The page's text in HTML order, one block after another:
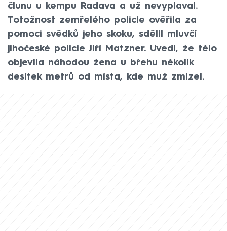
člunu u kempu Radava a už nevyplaval.
Totožnost zemřelého policie ověřila za
pomoci svědků jeho skoku, sdělil mluvčí
jihočeské policie Jiří Matzner. Uvedl, že tělo
objevila náhodou žena u břehu několik
desítek metrů od místa, kde muž zmizel.